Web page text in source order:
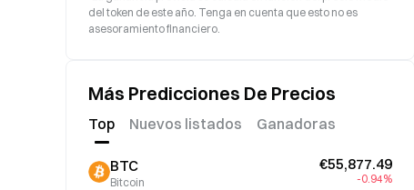
del token de este año. Tenga en cuenta que esto no es
asesoramiento financiero.
Más Predicciones De Precios
Top Nuevos listados Ganadoras
BTC
Bitcoin
€55,877.49
-0.94%